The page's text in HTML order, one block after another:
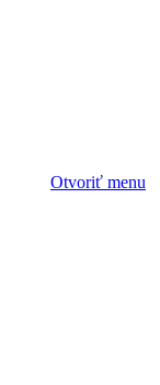
Otvoriť menu